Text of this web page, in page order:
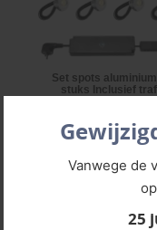
Set spots
stuks Inclusief
€ 402,50
BEKIJK
Vanwege de
25